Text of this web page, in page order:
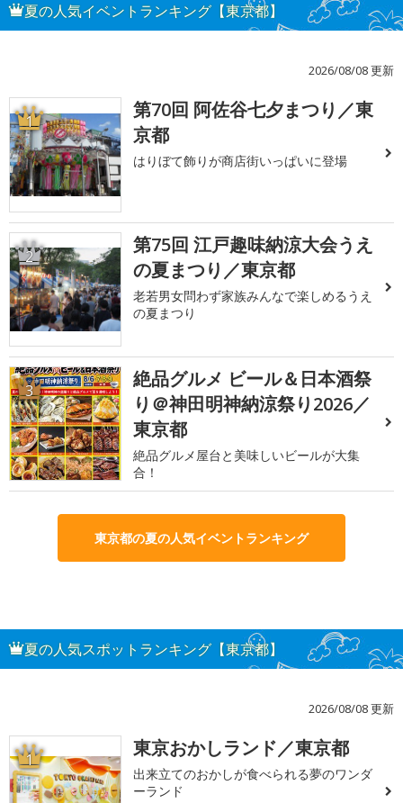
夏の人気イベントランキング【東京都】
2026/08/08 更新
1
第70回 阿佐谷七夕まつり／東
京都
はりぼて飾りが商店街いっぱいに登場
2
第75回 江戸趣味納涼大会うえ
の夏まつり／東京都
老若男女問わず家族みんなで楽しめるうえ
の夏まつり
3
絶品グルメ ビール＆日本酒祭
り＠神田明神納涼祭り2026／
東京都
絶品グルメ屋台と美味しいビールが大集
合！
東京都の夏の人気イベントランキング
夏の人気スポットランキング【東京都】
2026/08/08 更新
1 東京おかしランド／東京都
出来立てのおかしが食べられる夢のワンダ
ーランド